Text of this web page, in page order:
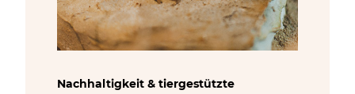
Nachhaltigkeit & tiergestützte